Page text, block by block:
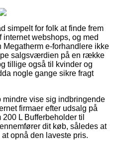
simpelt for folk at finde frem
webshops, og med
e-forhandlere ikke
salgsværdien på en række
tillige også til kvinder og
nogle gange sikre fragt
mindre vise sig indbringende
firmaer efter udsalg på
L Bufferbeholder til
dit køb, således at
opnå den laveste pris.